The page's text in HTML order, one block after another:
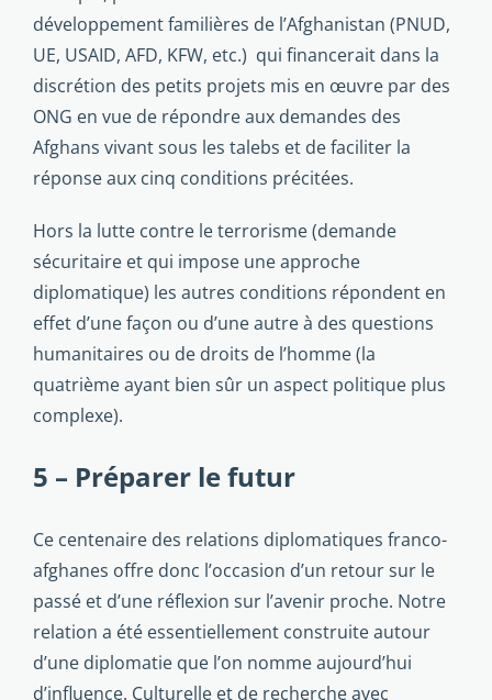
développement familières de l’Afghanistan (PNUD,
UE, USAID, AFD, KFW, etc.) qui financerait dans la
discrétion des petits projets mis en œuvre par des
ONG en vue de répondre aux demandes des
Afghans vivant sous les talebs et de faciliter la
réponse aux cinq conditions précitées.
Hors la lutte contre le terrorisme (demande
sécuritaire et qui impose une approche
diplomatique) les autres conditions répondent en
effet d’une façon ou d’une autre à des questions
humanitaires ou de droits de l’homme (la
quatrième ayant bien sûr un aspect politique plus
complexe).
5 – Préparer le futur
Ce centenaire des relations diplomatiques franco-
afghanes offre donc l’occasion d’un retour sur le
passé et d’une réflexion sur l’avenir proche. Notre
relation a été essentiellement construite autour
d’une diplomatie que l’on nomme aujourd’hui
d’influence. Culturelle et de recherche avec